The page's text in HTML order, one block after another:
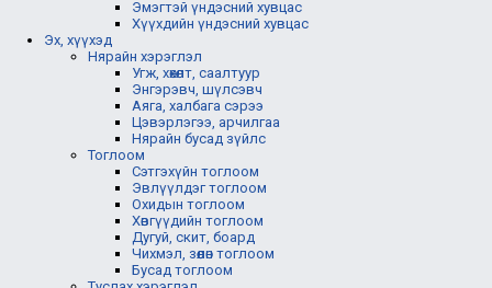
Эмэгтэй үндэсний хувцас
Хүүхдийн үндэсний хувцас
Эх, хүүхэд
Нярайн хэрэглэл
Угж, хөхөлт, саалтуур
Энгэрэвч, шүлсэвч
Аяга, халбага сэрээ
Цэвэрлэгээ, арчилгаа
Нярайн бусад зүйлс
Тоглоом
Сэтгэхүйн тоглоом
Эвлүүлдэг тоглоом
Охидын тоглоом
Хөвгүүдийн тоглоом
Дугуй, скит, боард
Чихмэл, зөөлөн тоглоом
Бусад тоглоом